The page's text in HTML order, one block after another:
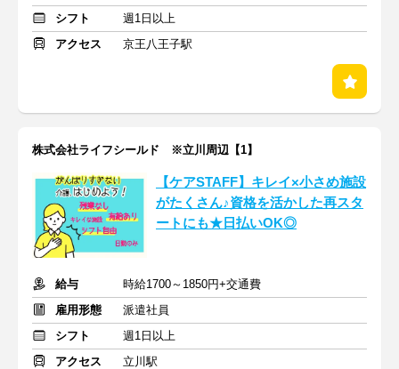
シフト
週1日以上
アクセス
京王八王子駅
株式会社ライフシールド ※立川周辺【1】
【ケアSTAFF】キレイ×小さめ施設
がたくさん♪資格を活かした再スタ
ートにも★日払いOK◎
給与
時給1700～1850円+交通費
雇用形態
派遣社員
シフト
週1日以上
アクセス
立川駅